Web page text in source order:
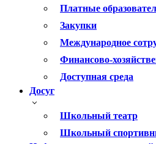
Платные
Закупки
Международное
Финансово-
Доступная среда
Досуг
Школьный театр
Школьный